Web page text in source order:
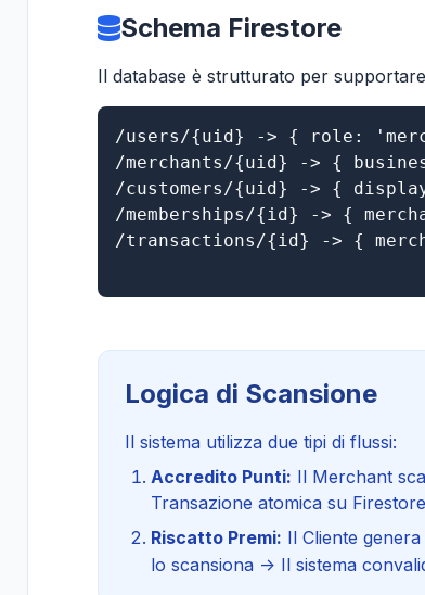
Schema Firestore
Il database è strutturato per
/users/{uid} -> { role:
/merchants/{uid} -> {
/customers/{uid} -> {
/memberships/{id} -> {
/transactions/{id} -> {
Logica di Scansione
Il sistema utilizza due tipi di flussi:
Accredito Punti: Il Merchant
Transazione atomica su
Riscatto Premi: Il Cliente
lo scansiona -> Il sistema